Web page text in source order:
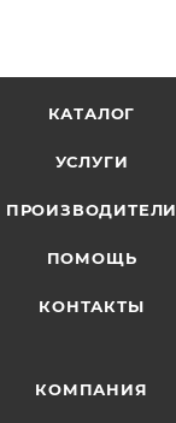
КАТАЛОГ
УСЛУГИ
ПРОИЗВОДИТЕЛИ
ПОМОЩЬ
КОНТАКТЫ
КОМПАНИЯ